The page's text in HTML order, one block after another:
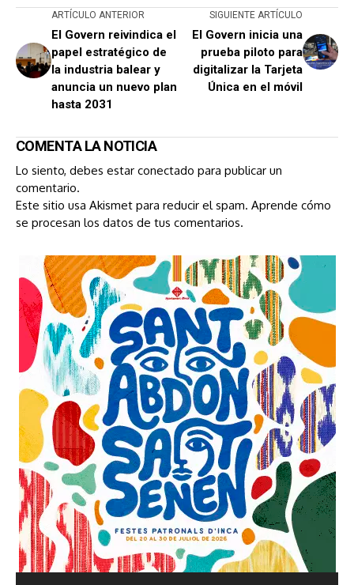
ARTÍCULO ANTERIOR
El Govern reivindica el
papel estratégico de
la industria balear y
anuncia un nuevo plan
hasta 2031
SIGUIENTE ARTÍCULO
El Govern inicia una
prueba piloto para
digitalizar la Tarjeta
Única en el móvil
COMENTA LA NOTICIA
Lo siento, debes estar conectado para publicar un
comentario.
Este sitio usa Akismet para reducir el spam. Aprende cómo
se procesan los datos de tus comentarios.